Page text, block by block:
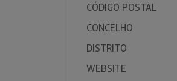
CÓDIGO POSTAL
CONCELHO
DISTRITO
WEBSITE